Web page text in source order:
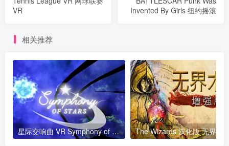
VR
Invented By Girls 纽约摇滚
相关推荐
星际交响曲 VR Symphony of Stars VR The Wizards 汉化版 无界术